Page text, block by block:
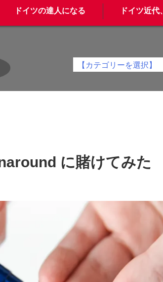
ドイツの達人になる ドイツ近代
に賭けてみた